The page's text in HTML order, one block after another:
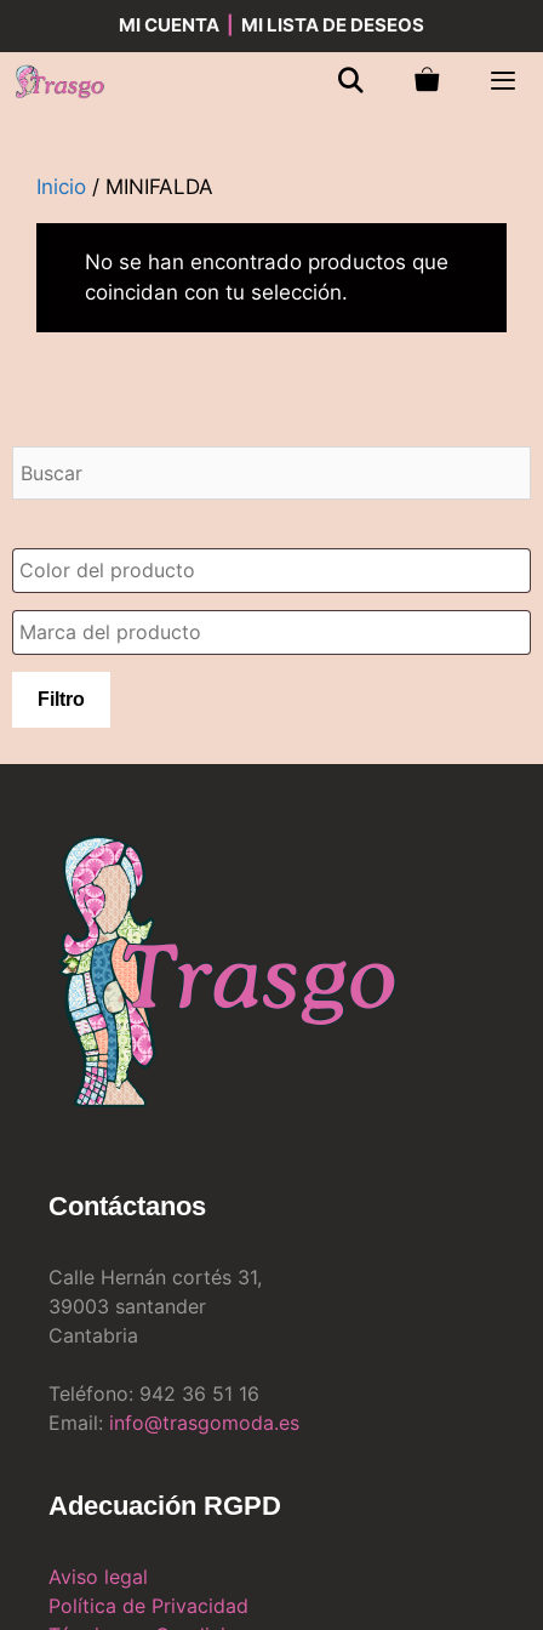
contenido
MI CUENTA MI LISTA DE DESEOS
Inicio / MINIFALDA
No se han encontrado productos que
coincidan con tu selección.
Filtro
Contáctanos
Calle Hernán cortés 31,
39003 santander
Cantabria
Teléfono: 942 36 51 16
Email: info@trasgomoda.es
Adecuación RGPD
Aviso legal
Política de Privacidad